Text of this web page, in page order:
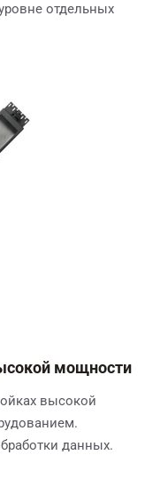
отдельных
мощности
высокой
данных.